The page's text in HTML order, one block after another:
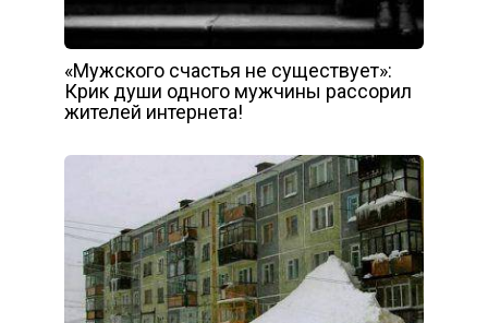
«Мужского счастья не существует»:
Крик души одного мужчины рассорил
жителей интернета!